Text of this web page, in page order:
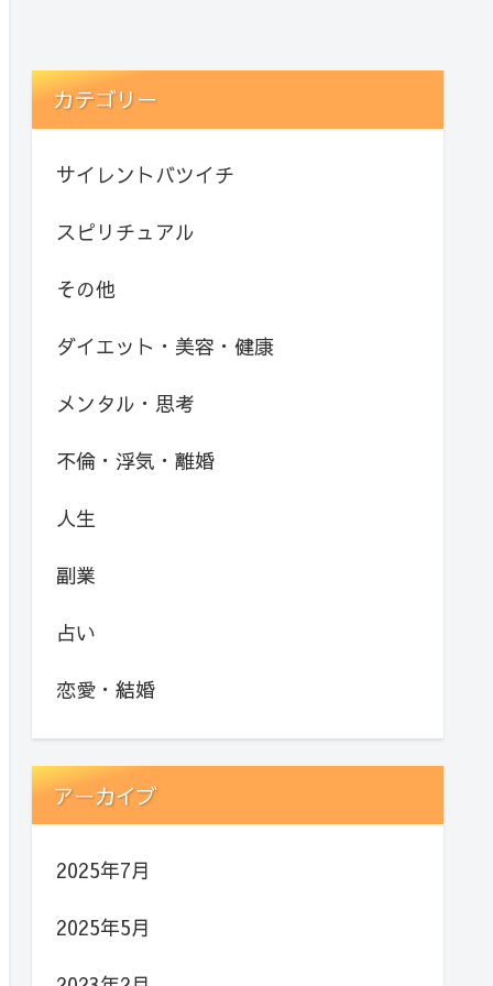
カテゴリー
サイレントバツイチ
スピリチュアル
その他
ダイエット・美容・健康
メンタル・思考
不倫・浮気・離婚
人生
副業
占い
恋愛・結婚
アーカイブ
2025年7月
2025年5月